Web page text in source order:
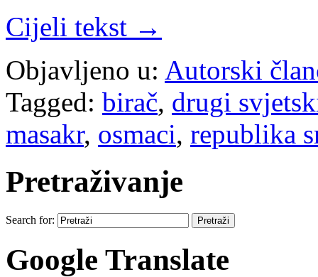
Cijeli tekst →
Objavljeno u: Autorski
Tagged: birač, drugi
masakr, osmaci, republika
Pretraživanje
Search for:
Google Translate